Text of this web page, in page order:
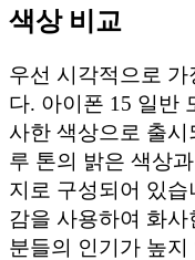
색상 비교
우선 시각적으로
다. 아이폰 15 일반
사한 색상으로 출
루 톤의 밝은 색상
지로 구성되어 있
감을 사용하여 화
분들의 인기가 높